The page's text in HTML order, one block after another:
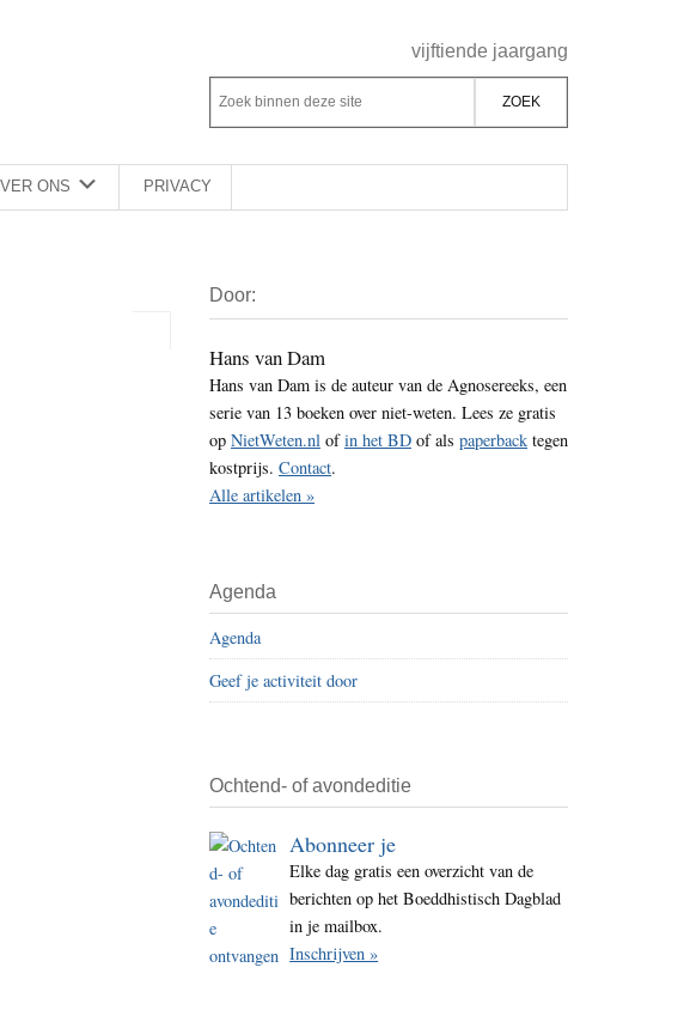
Rechts
vijftiende jaargang
Z
o
e
k
d
e
z
e
s
i
t
Z
o
k
b
n
n
e
z
e
t
e
ONS PRIVACY
Sidebar
Door:
Hans van Dam
Hans van Dam is de auteur van de Agnosereeks, een
serie van 13 boeken over niet-weten. Lees ze gratis
op NietWeten.nl ofin het BD of als paperback tegen
kostprijs. Contact.
Alle artikelen »
Agenda
Agenda
Geef je activiteit door
Ochtend- of avondeditie
Abonneer je
Elke dag gratis een overzicht van de
berichten op het Boeddhistisch Dagblad
in je mailbox.
Inschrijven »